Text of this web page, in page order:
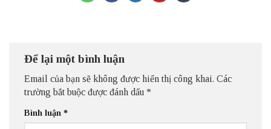
Để lại một bình luận
Email của bạn sẽ không được hiển thị công khai. Các
trường bắt buộc được đánh dấu *
Bình luận *